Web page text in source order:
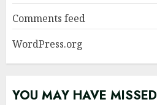
Comments feed
WordPress.org
YOU MAY HAVE MISSED